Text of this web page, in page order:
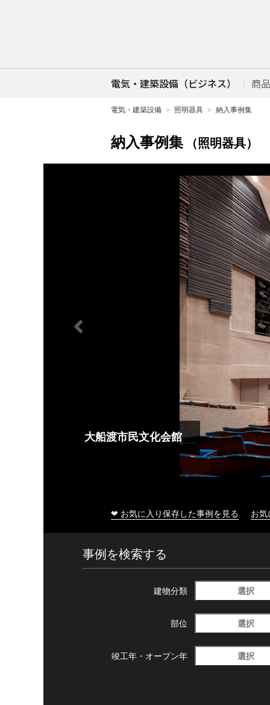
電気・建築設備（ビジネス） 商
電気・建築設備 照明器具 納入事例集
納入事例集 （照明器具）
大船渡市民文化会館
❤ お気に入り保存した事例を見る お
事例を検索する
建物分類 選択
部位 選択
竣工年・ オープン年 選択